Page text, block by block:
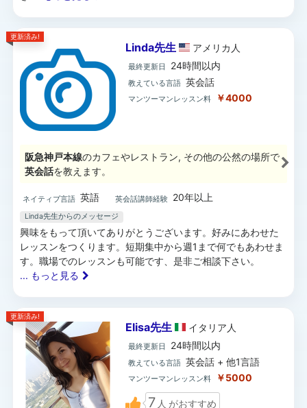
更新済み!
Linda先生 アメリカ 人
最終更新日 24時間以内
教えている言語 英会話
マンツーマンレッスン料 ￥4000
阪急神戸本線のカフェやレストラン, その他の公然の場所で
英会話を教えます。
ネイティブ言語 英語 英会話講師経験 20年以上
Linda先生からのメッセージ
興味をもって頂いてありがとうございます。好みにあわせた
レッスンをつくります。短期集中から週1まで何でもあわせま
す。職場でのレッスンも可能です、是非ご相談下さい。
... もっと見る
更新済み!
Elisa先生 イタリア 人
最終更新日 24時間以内
教えている言語 英会話 + 他1言語
マンツーマンレッスン料 ￥5000
7 人 がおすすめ